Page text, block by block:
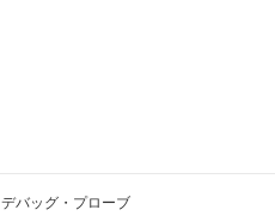
デバッグ・プローブ